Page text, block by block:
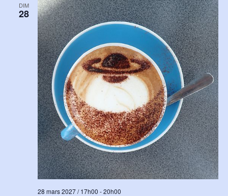
DIM
28
28 mars 2027 / 17h00 -20h00